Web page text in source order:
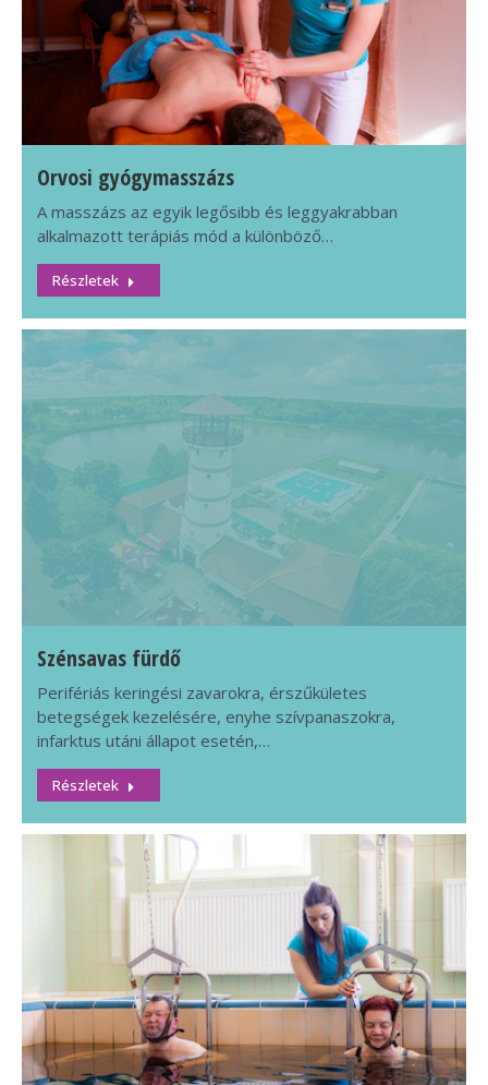
Orvosi gyógymasszázs
A masszázs az egyik legősibb és leggyakrabban
alkalmazott terápiás mód a különböző…
Részletek
Szénsavas fürdő
Perifériás keringési zavarokra, érszűkületes
betegségek kezelésére, enyhe szívpanaszokra,
infarktus utáni állapot esetén,…
Részletek